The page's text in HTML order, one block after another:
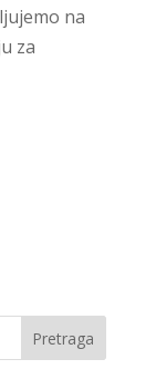
na
za
Pretraga